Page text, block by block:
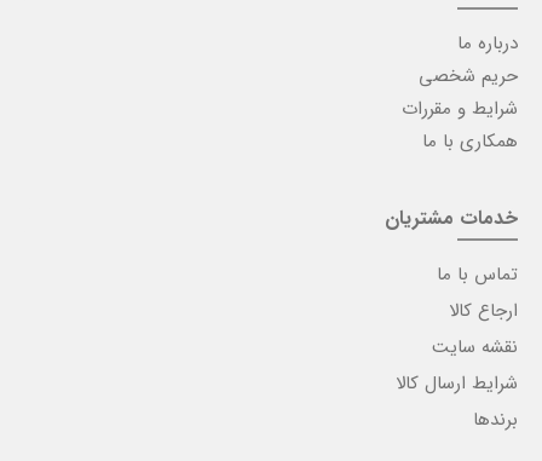
درباره ما
حریم شخصی
شرایط و مقررات
همکاری با ما
خدمات مشتریان
تماس با ما
ارجاع کالا
نقشه سایت
شرایط ارسال کالا
برندها